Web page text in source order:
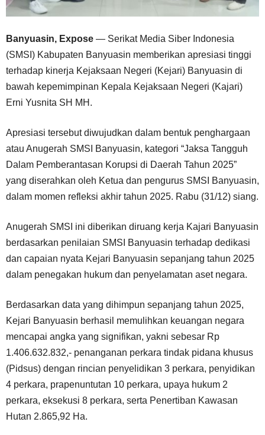
Banyuasin, Expose — Serikat Media Siber Indonesia
(SMSI) Kabupaten Banyuasin memberikan apresiasi tinggi
terhadap kinerja Kejaksaan Negeri (Kejari) Banyuasin di
bawah kepemimpinan Kepala Kejaksaan Negeri (Kajari)
Erni Yusnita SH MH.
Apresiasi tersebut diwujudkan dalam bentuk penghargaan
atau Anugerah SMSI Banyuasin, kategori “Jaksa Tangguh
Dalam Pemberantasan Korupsi di Daerah Tahun 2025”
yang diserahkan oleh Ketua dan pengurus SMSI Banyuasin,
dalam momen refleksi akhir tahun 2025. Rabu (31/12) siang.
Anugerah SMSI ini diberikan diruang kerja Kajari Banyuasin
berdasarkan penilaian SMSI Banyuasin terhadap dedikasi
dan capaian nyata Kejari Banyuasin sepanjang tahun 2025
dalam penegakan hukum dan penyelamatan aset negara.
Berdasarkan data yang dihimpun sepanjang tahun 2025,
Kejari Banyuasin berhasil memulihkan keuangan negara
mencapai angka yang signifikan, yakni sebesar Rp
1.406.632.832,- penanganan perkara tindak pidana khusus
(Pidsus) dengan rincian penyelidikan 3 perkara, penyidikan
4 perkara, prapenuntutan 10 perkara, upaya hukum 2
perkara, eksekusi 8 perkara, serta Penertiban Kawasan
Hutan 2.865,92 Ha.